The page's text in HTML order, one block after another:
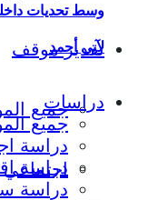
تقدير موقف
جميع
اجتماعي
وسط تحديات
لآبي أحمد
دراسات
جميع
دراسة
دراسة
دراسة